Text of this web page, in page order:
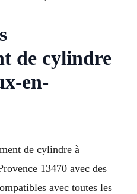
de cylindre
en-
de cylindre à
13470 avec des
avec toutes les